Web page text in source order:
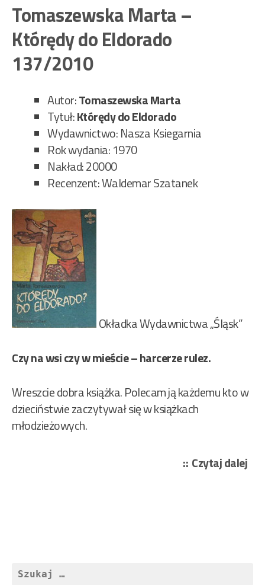
Tomaszewska Marta –
Którędy do Eldorado
137/2010
Autor:Tomaszewska Marta
Tytuł:Którędy do Eldorado
Wydawnictwo: Nasza Ksiegarnia
Rok wydania: 1970
Nakład: 20000
Recenzent: Waldemar Szatanek
Okładka Wydawnictwa „Śląsk”
Czy na wsi czy w mieście – harcerze rulez.
Wreszcie dobra książka. Polecam ją każdemu kto w
dzieciństwie zaczytywał się w książkach
młodzieżowych.
Czytaj dalej
Szukaj: